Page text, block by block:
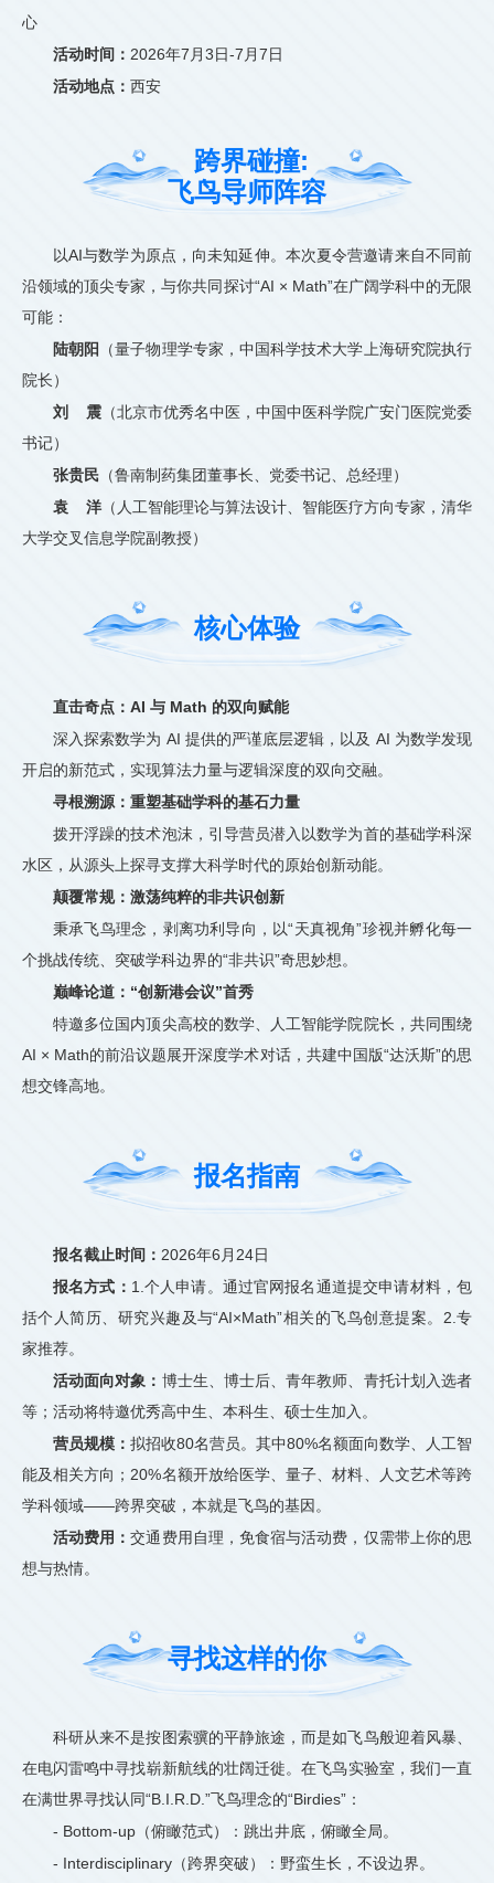
心
活动时间： 2026年7月3日-7月7日
活动地点： 西安
跨界碰撞:
飞鸟导师阵容
以AI与数学为原点，向未知延伸。本次夏令营邀请来自不同前
沿领域的顶尖专家，与你共同探讨“AI × Math”在广阔学科中的无限
可能：
陆朝阳
（量子物理学专家，中国科学技术大学上海研究院执行
院长）
刘 震 （北京市优秀名中医，中国中医科学院广安门医院党委
书记）
张贵民 （鲁南制药集团董事长、党委书记、总经理）
袁 洋 （人工智能理论与算法设计、智能医疗方向专家，清华
大学交叉信息学院副教授）
核心体验
直击奇点：AI 与 Math 的双向赋能
深入探索数学为 AI 提供的严谨底层逻辑，以及 AI 为数学发现
开启的新范式，实现算法力量与逻辑深度的双向交融。
寻根溯源：重塑基础学科的基石力量
拨开浮躁的技术泡沫，引导营员潜入以数学为首的基础学科深
水区，从源头上探寻支撑大科学时代的原始创新动能。
颠覆常规：激荡纯粹的非共识创新
秉承飞鸟理念，剥离功利导向，以“天真视角”珍视并孵化每一
个挑战传统、突破学科边界的“非共识”奇思妙想。
巅峰论道：“创新港会议”首秀
特邀多位国内顶尖高校的数学、人工智能学院院长，共同围绕
AI × Math的前沿议题展开深度学术对话，共建中国版“达沃斯”的思
想交锋高地。
报名指南
报名截止时间： 2026年6月24日
报名方式： 1.个人申请。通过官网报名通道提交申请材料，包
括个人简历、研究兴趣及与“AI×Math”相关的飞鸟创意提案。2.专
家推荐。
活动面向对象： 博士生、博士后、青年教师、青托计划入选者
等；活动将特邀优秀高中生、本科生、硕士生加入。
营员规模： 拟招收80名营员。其中80%名额面向数学、人工智
能及相关方向；20%名额开放给医学、量子、材料、人文艺术等跨
学科领域——跨界突破，本就是飞鸟的基因。
活动费用：交通费用自理，免食宿与活动费，仅需带上你的思
想与热情。
寻找这样的你
科研从来不是按图索骥的平静旅途，而是如飞鸟般迎着风暴、
在电闪雷鸣中寻找崭新航线的壮阔迁徙。在飞鸟实验室，我们一直
在满世界寻找认同“B.I.R.D.”飞鸟理念的“Birdies”：
- Bottom-up（俯瞰范式）：跳出井底，俯瞰全局。
- Interdisciplinary（跨界突破）：野蛮生长，不设边界。